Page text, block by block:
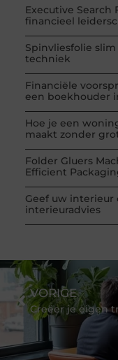
Executive Search
financieel
Spinvliesfolie
techniek
Financiële
een boekhouder
Hoe je een
maakt zonder
Folder Gluers
Efficient
Geef uw interieur
interieuradvies
VORIGE